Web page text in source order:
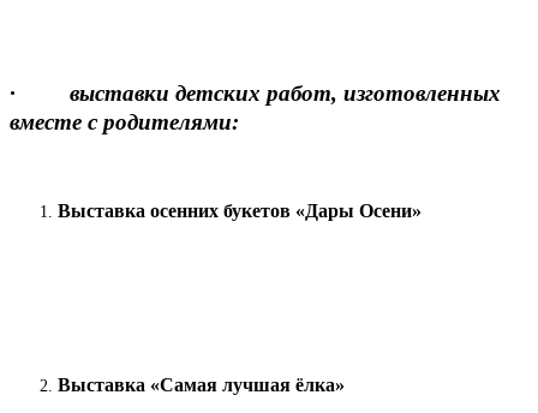
· выставки детских работ, изготовленных
вместе с родителями:
Выставка осенних букетов «Дары Осени»
Выставка «Самая лучшая ёлка»